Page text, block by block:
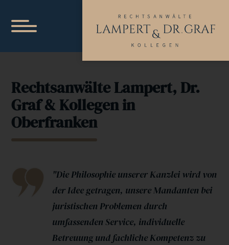
RechtsanwälteLampert, Dr.
Graf & Kollegenin
Oberfranken
"Die Philosophie unserer Kanzlei wird von
der Idee getragen, unsere Mandanten bei
juristischen Problemen durch
umfassenden Service, individuelle
Betreuung und fachliche Kompetenz zu